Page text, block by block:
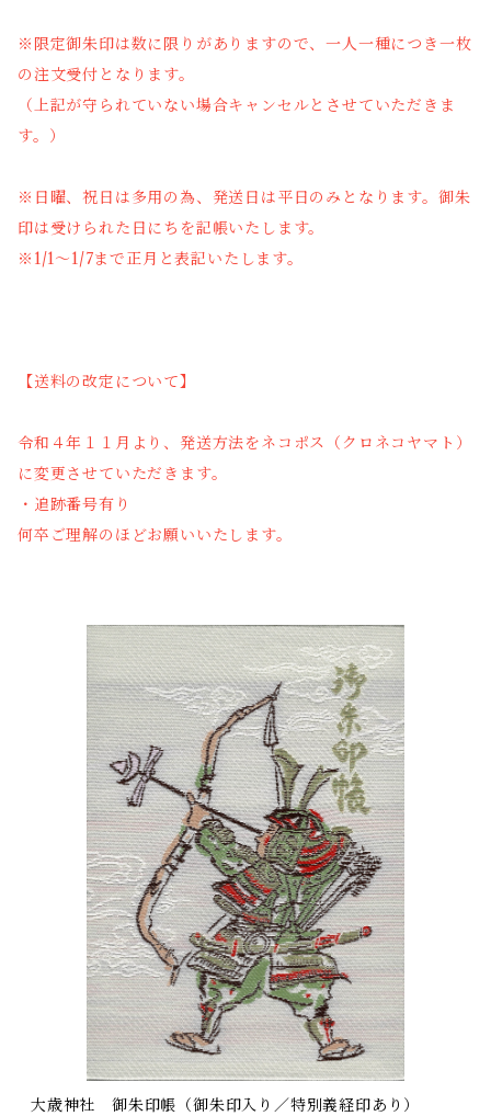
※限定御朱印は数に限りがありますので、一人一種につき一枚
の注文受付となります。
（上記が守られていない場合キャンセルとさせていただきま
す。）
※日曜、祝日は多用の為、発送日は平日のみとなります。御朱
印は受けられた日にちを記帳いたします。
※1/1～1/7まで正月と表記いたします。
【送料の改定について】
令和４年１１月より、発送方法をネコポス（クロネコヤマト）
に変更させていただきます。
・追跡番号有り
何卒ご理解のほどお願いいたします。
大歳神社 御朱印帳（御朱印入り／特別義経印あり）